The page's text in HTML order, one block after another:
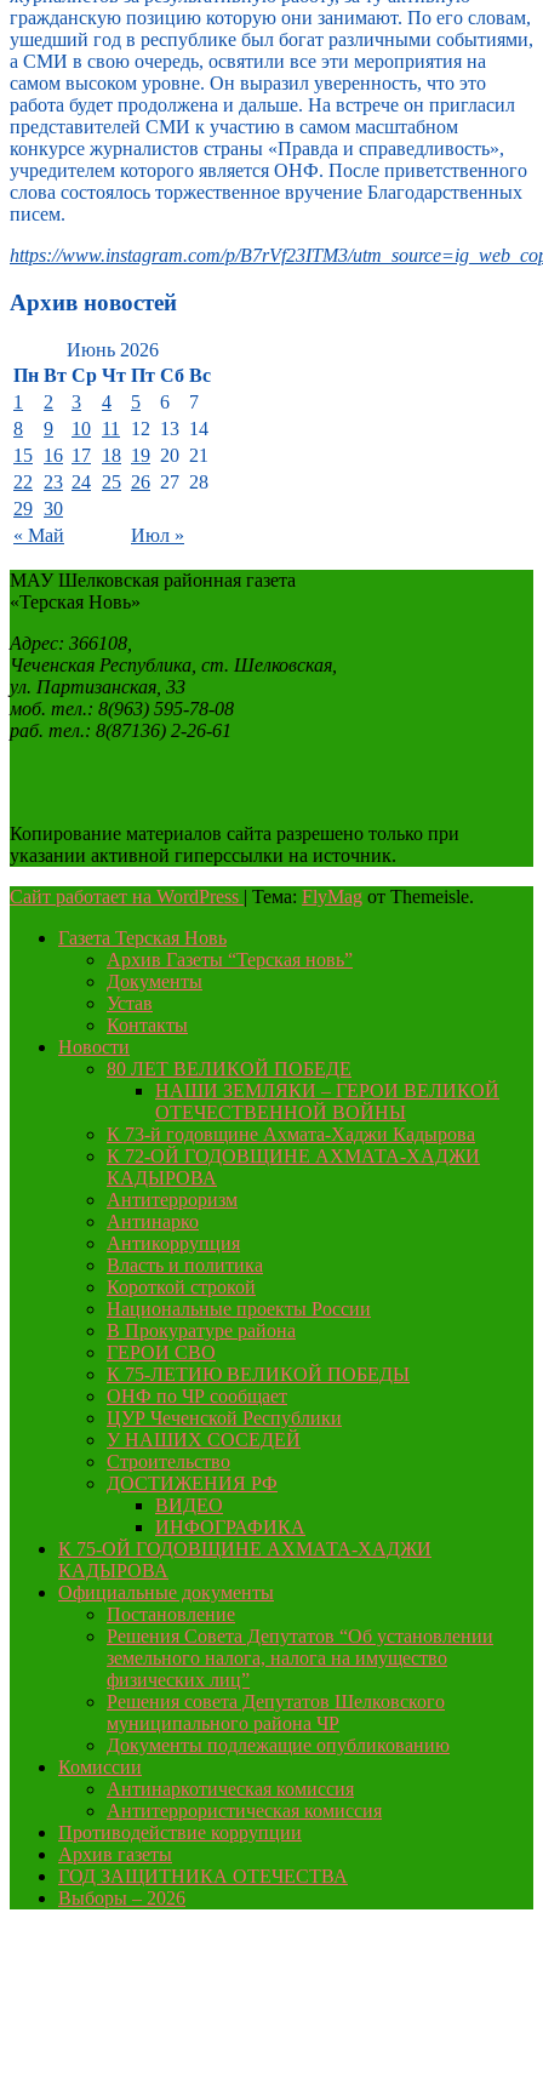
гражданскую позицию которую они занимают. По его словам,
ушедший год в республике был богат различными событиями,
а СМИ в свою очередь, освятили все эти мероприятия на
самом высоком уровне. Он выразил уверенность, что это
работа будет продолжена и дальше. На встрече он пригласил
представителей СМИ к участию в самом масштабном
конкурсе журналистов страны «Правда и справедливость»,
учредителем которого является ОНФ. После приветственного
слова состоялось торжественное вручение Благодарственных
писем.
https://www.instagram.com/p/B7rVf23ITM3/
Архив новостей
Июнь 2026
Пн Вт Ср Чт Пт Сб Вс
« Май Июл »
1 2 3 4 5 6
7
8
9 10 11 12 13 14
15 16 17 18 19 20 21
22
23 24 25 26 27 28
29 30
МАУ Шелковская районная газета
«Терская Новь»
Адрес: 366108,
Чеченская Республика, ст. Шелковская,
ул. Партизанская, 33
моб. тел.: 8(963) 595-78-08
раб. тел.: 8(87136) 2-26-61
Копирование материалов сайта разрешено только при
указании активной гиперссылки на источник.
Сайт работает на WordPress | Тема: FlyMag от Themeisle.
Газета Терская Новь
Архив Газеты “Терская новь”
Документы
Устав
Контакты
Новости
80 ЛЕТ ВЕЛИКОЙ ПОБЕДЕ
НАШИ ЗЕМЛЯКИ – ГЕРОИ ВЕЛИКОЙ
ОТЕЧЕСТВЕННОЙ ВОЙНЫ
К 73-й годовщине Ахмата-Хаджи Кадырова
К 72-ОЙ ГОДОВЩИНЕ АХМАТА-ХАДЖИ
КАДЫРОВА
Антитерроризм
Антинарко
Антикоррупция
Власть и политика
Короткой строкой
Национальные проекты России
В Прокуратуре района
ГЕРОИ СВО
К 75-ЛЕТИЮ ВЕЛИКОЙ ПОБЕДЫ
ОНФ по ЧР сообщает
ЦУР Чеченской Республики
У НАШИХ СОСЕДЕЙ
Строительство
ДОСТИЖЕНИЯ РФ
ВИДЕО
ИНФОГРАФИКА
К 75-ОЙ ГОДОВЩИНЕ АХМАТА-ХАДЖИ
КАДЫРОВА
Официальные документы
Постановление
Решения Совета Депутатов “Об установлении
земельного налога, налога на имущество
физических лиц”
Решения совета Депутатов Шелковского
муниципального района ЧР
Документы подлежащие опубликованию
Комиссии
Антинаркотическая комиссия
Антитеррористическая комиссия
Противодействие коррупции
Архив газеты
ГОД ЗАЩИТНИКА ОТЕЧЕСТВА
Выборы – 2026